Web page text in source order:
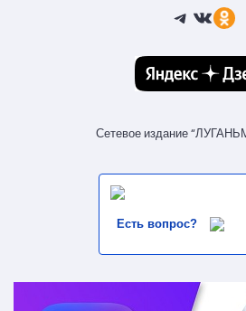
Сетевое издание
Есть вопрос?